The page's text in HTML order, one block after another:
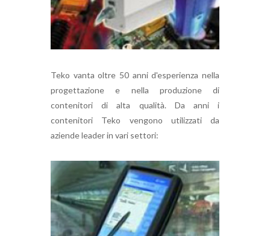
Teko vanta oltre 50 anni d'esperienza nella
progettazione e nella produzione di
contenitori di alta qualità. Da anni i
contenitori Teko vengono utilizzati da
aziende leader in vari settori: